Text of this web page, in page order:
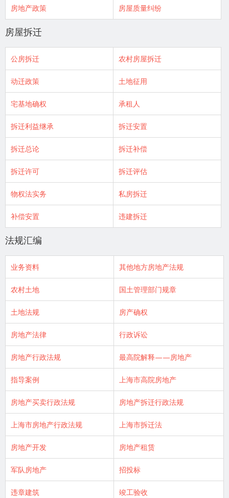
房地产政策 房屋质量纠纷
房屋拆迁
公房拆迁 农村房屋拆迁
动迁政策 土地征用
宅基地确权 承租人
拆迁利益继承 拆迁安置
拆迁总论 拆迁补偿
拆迁许可 拆迁评估
物权法实务 私房拆迁
补偿安置 违建拆迁
法规汇编
业务资料 其他地方房地产法规
农村土地 国土管理部门规章
土地法规 房产确权
房地产法律 行政诉讼
房地产行政法规 最高院解释——房地产
指导案例 上海市高院房地产
房地产买卖行政法规 房地产拆迁行政法规
上海市房地产行政法规 上海市拆迁法
房地产开发 房地产租赁
军队房地产 招投标
违章建筑 竣工验收